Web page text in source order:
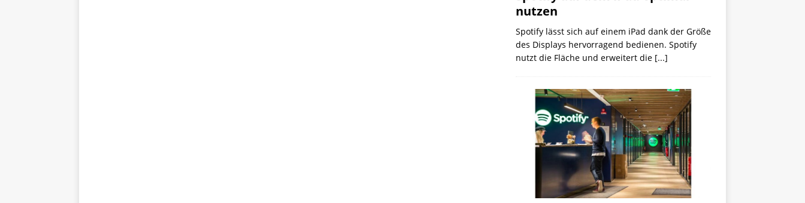
nutzen
Spotify lässt sich auf einem iPad dank der Größe
des Displays hervorragend bedienen. Spotify
nutzt die Fläche und erweitert die [...]